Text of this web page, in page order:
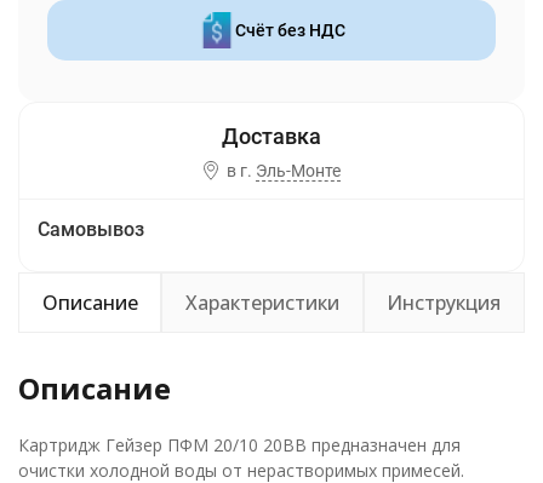
Счёт без НДС
в г. Эль-Монте
Самовывоз
Описание Характеристики Инструкция
Описание
Картридж Гейзер ПФМ 20/10 20ВВ предназначен для
очистки холодной воды от нерастворимых примесей.